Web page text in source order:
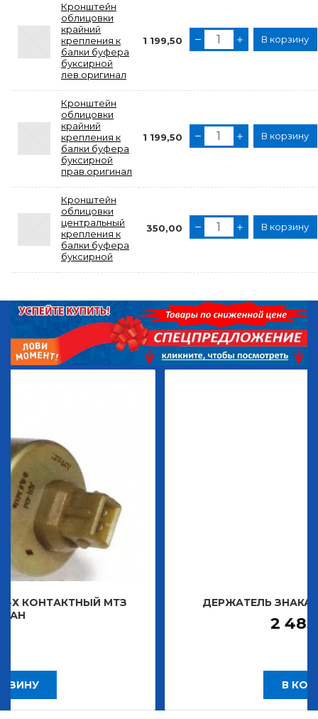
Кронштейн
облицовки
крайний
крепления к
балки буфера
буксирной
лев.оригинал
1 199,50 В корзину
Кронштейн
облицовки
крайний
крепления к
балки буфера
буксирной
прав.оригинал
1 199,50 В корзину
Кронштейн
облицовки
центральный
крепления к
балки буфера
буксирной
350,00 В корзину
МТЗ ДЕРЖАТЕЛЬ ЗНАКА
Р